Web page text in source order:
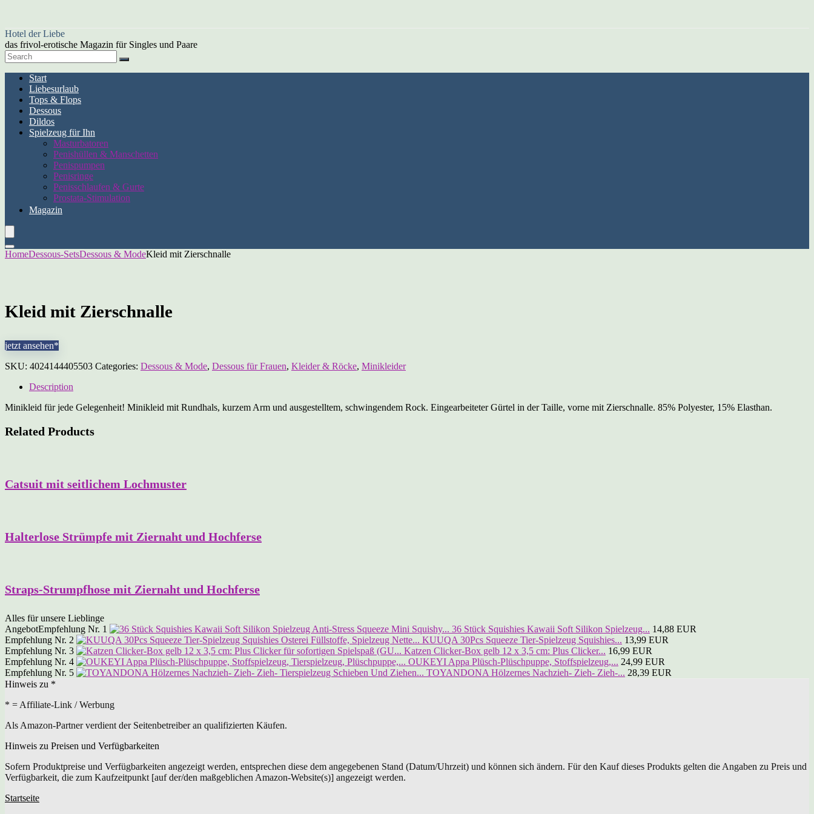
Hotel der Liebe
das frivol-erotische Magazin für Singles und Paare
Start
Liebesurlaub
Tops & Flops
Dessous
Dildos
Spielzeug für Ihn
Masturbatoren
Penishüllen & Manschetten
Penispumpen
Penisringe
Penisschlaufen & Gurte
Prostata-Stimulation
Magazin
HomeDessous-SetsDessous & ModeKleid mit Zierschnalle
Kleid mit Zierschnalle
jetzt ansehen*
SKU: 4024144405503 Categories: Dessous & Mode, Dessous für Frauen, Kleider & Röcke, Minikleider
Description
Minikleid für jede Gelegenheit! Minikleid mit Rundhals, kurzem Arm und ausgestelltem, schwingendem Rock. Eingearbeiteter Gürtel in der Taille, vorne mit Zierschnalle. 85% Polyester, 15% Elasthan.
Related Products
Catsuit mit seitlichem Lochmuster
Halterlose Strümpfe mit Ziernaht und Hochferse
Straps-Strumpfhose mit Ziernaht und Hochferse
Alles für unsere Lieblinge
AngebotEmpfehlung Nr. 1 36 Stück Squishies Kawaii Soft Silikon Spielzeug... 14,88 EUR
Empfehlung Nr. 2
KUUQA 30Pcs Squeeze Tier-Spielzeug Squishies... 13,99 EUR
Empfehlung Nr. 3
Katzen Clicker-Box gelb 12 x 3,5 cm: Plus Clicker... 16,99 EUR
Empfehlung Nr. 4
OUKEYI Appa Plüsch-Plüschpuppe, Stoffspielzeug,... 24,99 EUR
Empfehlung Nr. 5
TOYANDONA Hölzernes Nachzieh- Zieh- Zieh-... 28,39 EUR
Hinweis zu *
* = Affiliate-Link / Werbung
Als Amazon-Partner verdient der Seitenbetreiber an qualifizierten Käufen.
Hinweis zu Preisen und Verfügbarkeiten
Sofern Produktpreise und Verfügbarkeiten angezeigt werden, entsprechen diese dem angegebenen Stand (Datum/Uhrzeit) und können sich ändern. Für den Kauf dieses Produkts gelten die Angaben zu Preis und
Verfügbarkeit, die zum Kaufzeitpunkt [auf der/den maßgeblichen Amazon-Website(s)] angezeigt werden.
Startseite